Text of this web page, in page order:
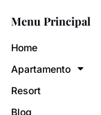
Menu Principal
Home
Apartamento
Resort
Blog